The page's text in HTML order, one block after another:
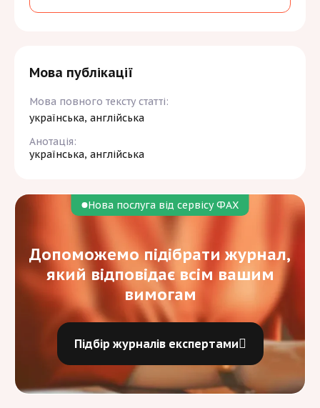
Мова публікації
Мова повного тексту статті:
українська, англійська
Анотація:
українська, англійська
Нова послуга від сервісу ФАХ
Допоможемо підібрати журнал,
який відповідає всім вашим
вимогам
Підбір журналів експертами